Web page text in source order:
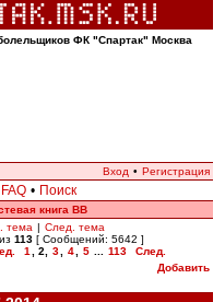
ФК "Спартак" Москва
Вход • Регистрация
FAQ • Поиск
книга ВВ
тема | След. тема
из 113[ Сообщений: 5642 ]
1 2 3 4 5 113
След.
Добавить